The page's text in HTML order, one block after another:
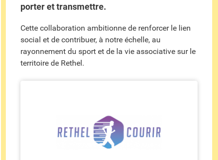
porter et transmettre.
Cette collaboration ambitionne de renforcer le lien
social et de contribuer, à notre échelle, au
rayonnement du sport et de la vie associative sur le
territoire de Rethel.